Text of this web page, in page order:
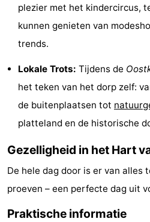
Musea
Binnenspeeltuinen
Bowlen
Wellness
centra
Dorpen
plezier met het kindercircus,
kunnen genieten van
trends.
Lokale Trots: Tijdens de
het teken van het dorp zelf:
de buitenplaatsen tot
platteland en de historische
Gezelligheid in het Hart
De hele dag door is er van alles
proeven – een perfecte dag uit
Praktische informatie